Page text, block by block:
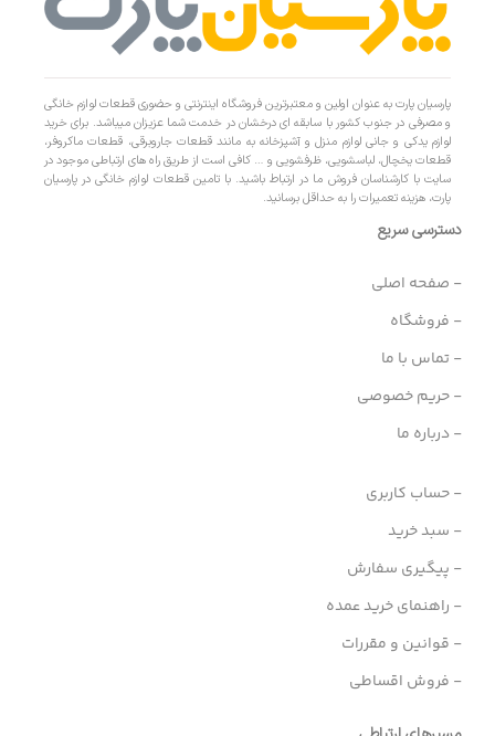
پارسیان پارت به عنوان اولین و معتبرترین فروشگاه اینترنتی و حضوری قطعات لوازم خانگی
و مصرفی در جنوب کشور با سابقه ای درخشان در خدمت شما عزیزان میباشد. برای خرید
لوازم یدکی و جانی لوازم منزل و آشپزخانه به مانند قطعات جاروبرقی، قطعات ماکروفر،
قطعات یخچال، لباسشویی، ظرفشویی و … کافی است از طریق راه های ارتباطی موجود در
سایت با کارشناسان فروش ما در ارتباط باشید. با تامین قطعات لوازم خانگی در پارسیان
پارت، هزینه تعمیرات را به حداقل برسانید.
دسترسی سریع
- صفحه اصلی
- فروشگاه
- تماس با ما
- حریم خصوصی
- درباره ما
- حساب کاربری
- سبد خرید
- پیگیری سفارش
- راهنمای خرید عمده
- قوانین و مقررات
- فروش اقساطی